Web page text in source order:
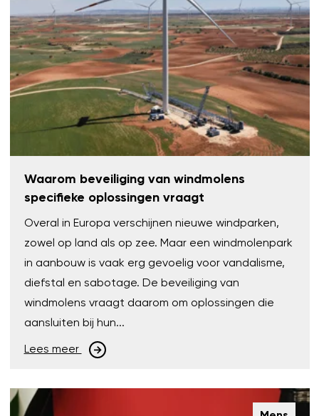
Waarom beveiliging van windmolens
specifieke oplossingen vraagt
Overal in Europa verschijnen nieuwe windparken,
zowel op land als op zee. Maar een windmolenpark
in aanbouw is vaak erg gevoelig voor vandalisme,
diefstal en sabotage. De beveiliging van
windmolens vraagt daarom om oplossingen die
aansluiten bij hun...
Lees meer